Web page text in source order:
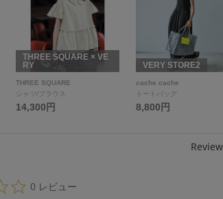
THREE SQUARE × VE
RY
THREE SQUARE
シャツ/ブラウス
14,300円
VERY STORE2
cache cache
トートバッグ
8,800円
0.
00 レビュー